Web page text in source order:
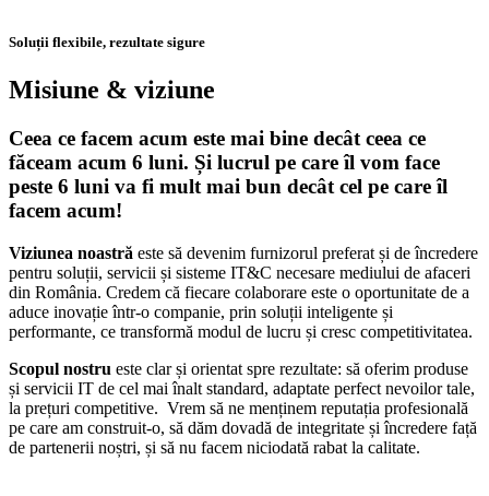
Soluții flexibile, rezultate sigure
Misiune & viziune
Ceea ce facem acum este mai bine decât ceea ce
făceam acum 6 luni. Și lucrul pe care îl vom face
peste 6 luni va fi mult mai bun decât cel pe care îl
facem acum!
Viziunea noastră este să devenim furnizorul preferat și de încredere
pentru soluții, servicii și sisteme IT&C necesare mediului de afaceri
din România. Credem că fiecare colaborare este o oportunitate de a
aduce inovație într-o companie, prin soluții inteligente și
performante, ce transformă modul de lucru și cresc competitivitatea.
Scopul nostru este clar și orientat spre rezultate: să oferim produse
și servicii IT de cel mai înalt standard, adaptate perfect nevoilor tale,
la prețuri competitive. Vrem să ne menținem reputația profesională
pe care am construit-o, să dăm dovadă de integritate și încredere față
de partenerii noștri, și să nu facem niciodată rabat la calitate.